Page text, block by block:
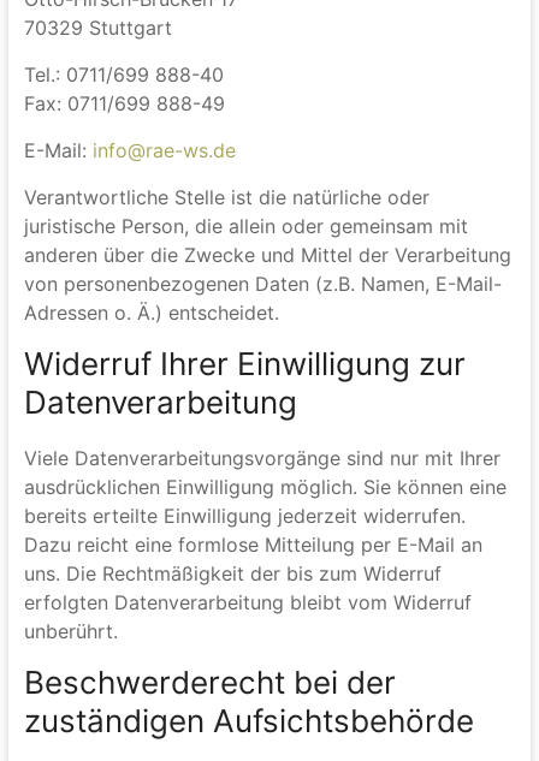
Rechtsanwälte Michael Weber (auch Fachanwalt für
Familienrecht) und
Christoph Schulz (auch Fachanwalt für Arbeitsrecht)
Otto-Hirsch-Brücken 17
70329 Stuttgart
Tel.: 0711/699 888-40
Fax: 0711/699 888-49
E-Mail:
info@rae-ws.de
Verantwortliche Stelle ist die natürliche oder
juristische Person, die allein oder gemeinsam mit
anderen über die Zwecke und Mittel der Verarbeitung
von personenbezogenen Daten (z.B. Namen, E-Mail-
Widerruf Ihrer Einwilligung zur
Datenverarbeitung
Viele Datenverarbeitungsvorgänge sind nur mit Ihrer
ausdrücklichen Einwilligung möglich. Sie können eine
bereits erteilte Einwilligung jederzeit widerrufen.
Dazu reicht eine formlose Mitteilung per E-Mail an
uns. Die Rechtmäßigkeit der bis zum Widerruf
erfolgten Datenverarbeitung bleibt vom Widerruf